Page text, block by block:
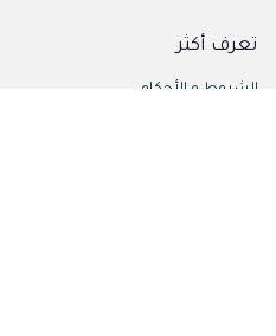
تعرف أكثر
الشروط و الأحكام